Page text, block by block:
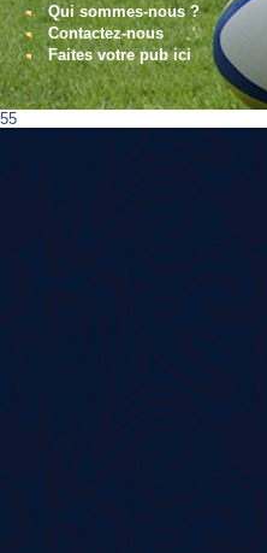
Qui sommes-nous ?
Contactez-nous
Faites votre pub ici
55